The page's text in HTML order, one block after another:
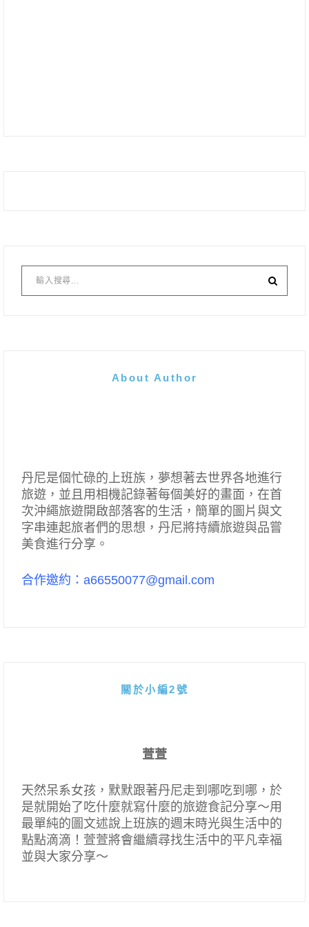
About Author
丹尼是個忙碌的上班族，夢想著去世界各地進行
旅遊，並且用相機記錄著每個美好的畫面，在首
次沖繩旅遊開啟部落客的生活，簡單的圖片與文
字串連起旅者們的思想，丹尼將持續旅遊與品嘗
美食進行分享。
合作邀約：a66550077@gmail.com
關於小編2號
萱萱
天然呆系女孩，默默跟著丹尼走到哪吃到哪，於
是就開始了吃什麼就寫什麼的旅遊食記分享～用
最單純的圖文述說上班族的週末時光與生活中的
點點滴滴！萱萱將會繼續尋找生活中的平凡幸福
並與大家分享～